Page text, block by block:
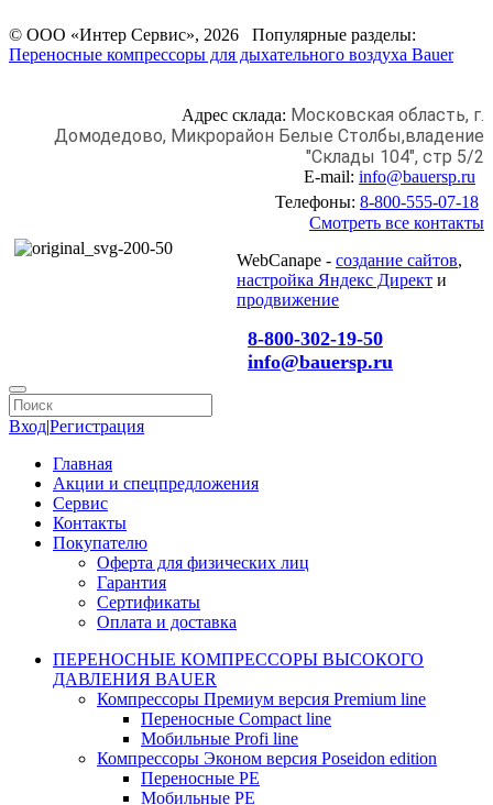
© ООО «Интер Сервис», 2026 Популярные разделы:
Переносные компрессоры для дыхательного воздуха Bauer
Адрес склада: Московская область, г.
Домодедово, Микрорайон Белые Столбы,владение
"Склады 104", стр 5/2
E-mail: info@bauersp.ru
Телефоны: 8-800-555-07-18
Смотреть все контакты
WebCanape - создание сайтов,
настройка Яндекс Директ и
продвижение
8-800-302-19-50
info@bauersp.ru
Вход|Регистрация
Главная
Акции и спецпредложения
Сервис
Контакты
Покупателю
Оферта для физических лиц
Гарантия
Сертификаты
Оплата и доставка
ПЕРЕНОСНЫЕ КОМПРЕССОРЫ ВЫСОКОГО
ДАВЛЕНИЯ BAUER
Компрессоры Премиум версия Premium line
Переносные Compact line
Мобильные Profi line
Компрессоры Эконом версия Poseidon edition
Переносные PE
Мобильные PE